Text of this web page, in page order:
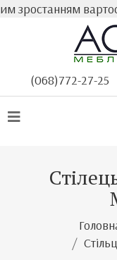
(068)772-27-25